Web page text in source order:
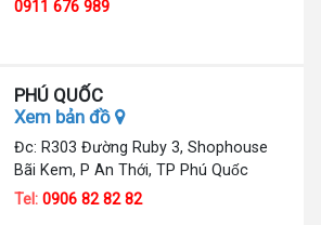
0911 676 989
PHÚ QUỐC
Xem bản đồ
Đc: R303 Đường Ruby 3, Shophouse
Bãi Kem, P An Thới, TP Phú Quốc
Tel:0906 82 82 82